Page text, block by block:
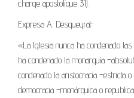
charge apostolique 31).
Expresa A. Desqueyrat:
«La Iglesia nunca ha condenado
ha condenado la monarquía
condenado la aristocracia –estricta
democracia –monárquica o